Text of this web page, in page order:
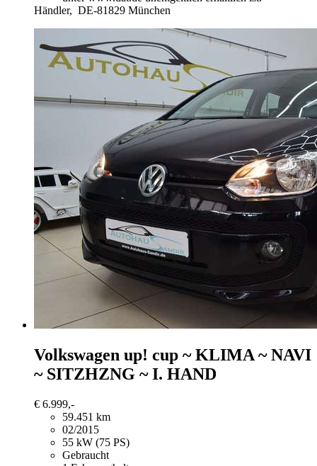
Händler, DE-81829 München
Volkswagen up! cup ~ KLIMA ~ NAVI
~ SITZHZNG ~ I. HAND
€ 6.999,-
59.451 km
02/2015
55 kW (75 PS)
Gebraucht